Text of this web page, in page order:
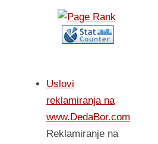
Uslovi
reklamiranja na
www.DedaBor.com
Reklamiranje na